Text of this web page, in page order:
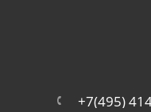
+7(495)